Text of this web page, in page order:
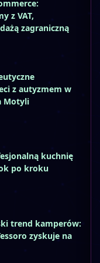
z VAT,
zagraniczną
z autyzmem w
Motyli
kuchnię
po kroku
trend kamperów:
zyskuje na